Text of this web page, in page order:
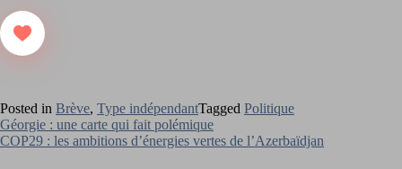
Posted in Brève, Type indépendantTagged Politique
Navigation
de
Géorgie : une carte qui fait polémique
COP29 : les ambitions d’énergies vertes de l’Azerbaïdjan